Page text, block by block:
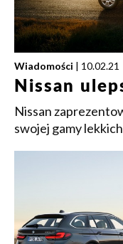
Wiadomości | 10.02.21
Nissan
Nissan
swojej gamy